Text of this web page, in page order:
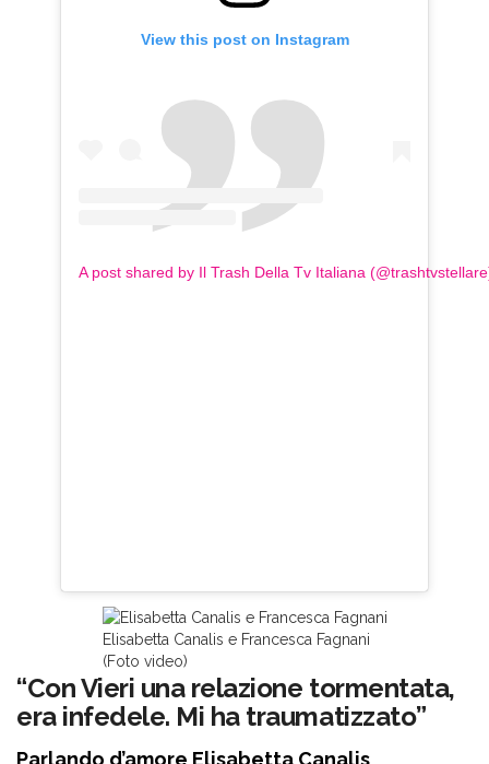
View this post on Instagram
A post shared by Il Trash Della Tv Italiana
Elisabetta Canalis e Francesca Fagnani
(Foto video)
“Con Vieri una relazione tormentata,
era infedele. Mi ha traumatizzato”
Parlando d’amore Elisabetta Canalis